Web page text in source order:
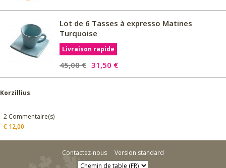
Lot de 6 Tasses à expresso Matines
Turquoise
Livraison rapide
45,00 € 31,50 €
Korzillius
2 Commentaire(s)
€ 12,00
Contactez-nous Version standard